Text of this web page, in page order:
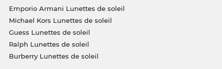
Emporio Armani Lunettes de soleil
Michael Kors Lunettes de soleil
Guess Lunettes de soleil
Ralph Lunettes de soleil
Burberry Lunettes de soleil